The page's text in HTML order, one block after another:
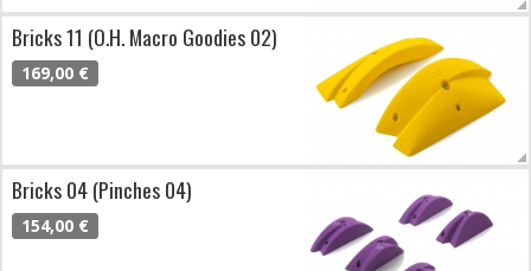
Bricks 11 (O.H. Macro Goodies 02)
169,00 €
Bricks 04 (Pinches 04)
154,00 €